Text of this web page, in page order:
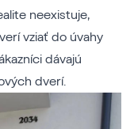
neexistuje,
vziať do úvahy
dávajú
dverí.